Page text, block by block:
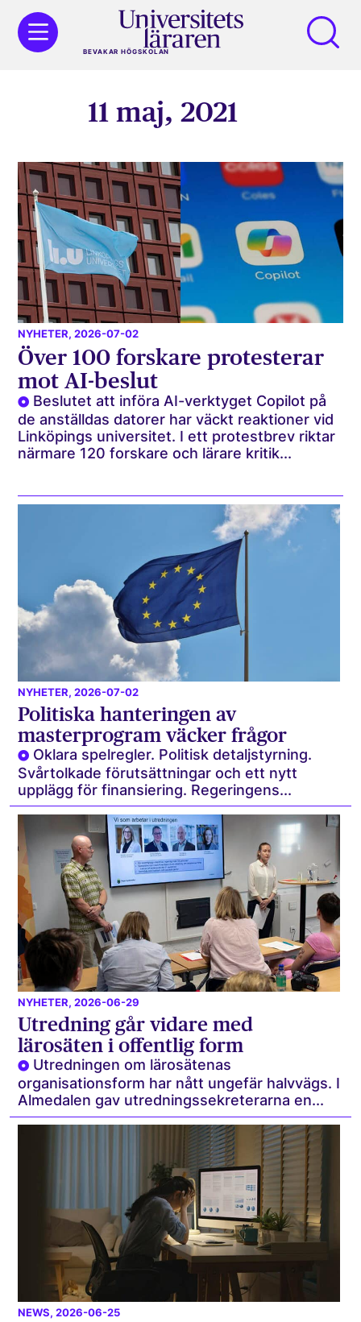
BEVAKAR HÖGSKOLAN
11 maj, 2021
NYHETER, 2026-07-02
Över 100 forskare protesterar
mot AI-beslut
Beslutet att införa AI-verktyget Copilot på
de anställdas datorer har väckt reaktioner vid
Linköpings universitet. I ett protestbrev riktar
närmare 120 forskare och lärare kritik...
NYHETER, 2026-07-02
Politiska hanteringen av
masterprogram väcker frågor
Oklara spelregler. Politisk detaljstyrning.
Svårtolkade förutsättningar och ett nytt
upplägg för finansiering. Regeringens...
NYHETER, 2026-06-29
Utredning går vidare med
lärosäten i offentlig form
Utredningen om lärosätenas
organisationsform har nått ungefär halvvägs. I
Almedalen gav utredningssekreterarna en...
NEWS, 2026-06-25